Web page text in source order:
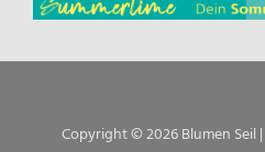
Copyright © 2026 Blumen Seil |